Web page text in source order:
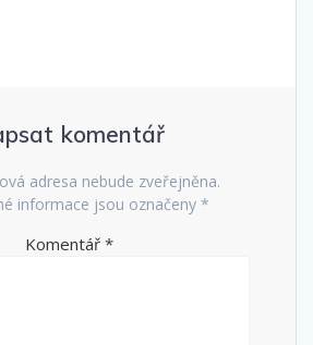
komentář
adresa nebude zveřejněna.
informace jsou označeny *
Komentář *